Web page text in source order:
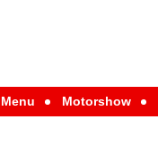
Menu Motorshow